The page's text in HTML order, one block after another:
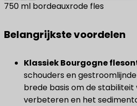
750 ml bordeauxrode fles
Belangrijkste voordelen
Klassiek Bourgogne
schouders en
brede basis om de stabiliteit
verbeteren en het